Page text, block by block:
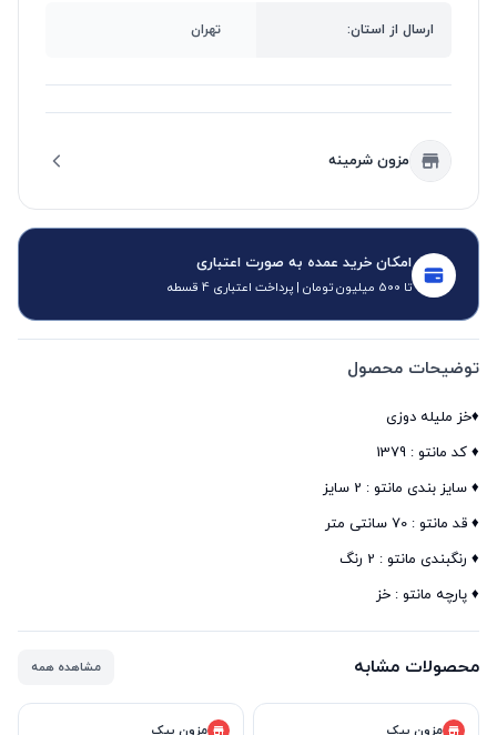
ارسال از استان: تهران
مزون شرمینه
امکان خرید عمده به صورت اعتباری
تا 500 میلیون تومان | پرداخت اعتباری 4 قسطه
توضیحات محصول
♦️ پارچه مانتو : خز
محصولات مشابه مشاهده همه
مزون پیک
مزون پیک